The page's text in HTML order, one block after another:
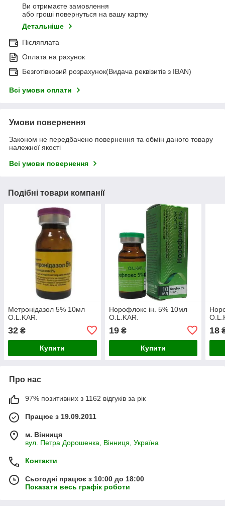
Ви отримаєте замовлення
або гроші повернуться на вашу картку
Детальніше
Післяплата
Оплата на рахунок
Безготівковий розрахунок(Видача реквізитів з IBAN)
Всі умови оплати
Умови повернення
Законом не передбачено повернення та обмін даного товару
належної якості
Всі умови повернення
Подібні товари компанії
Метронідазол 5% 10мл
O.L.KAR.
32 ₴
Купити
Норофлокс ін. 5% 10мл
O.L.KAR.
19₴
Купити
18
Про нас
97% позитивних з 1162 відгуків за рік
Працює з 19.09.2011
м. Вінниця
вул. Петра Дорошенка, Вінниця, Україна
Контакти
Сьогодні працює з 10:00 до 18:00
Показати весь графік роботи